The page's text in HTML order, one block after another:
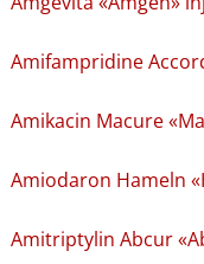
Amifampridine
Amikacin Macure
Amiodaron Hameln
Amitriptylin Abcur